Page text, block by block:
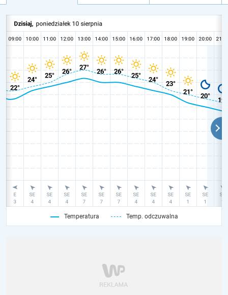
Temperatura Temp. odczuwalna